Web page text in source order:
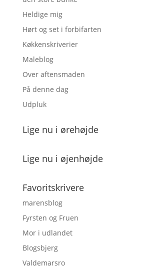
Heldige mig
Hørt og set i forbifarten
Køkkenskriverier
Maleblog
Over aftensmaden
På denne dag
Udpluk
Lige nu i ørehøjde
Lige nu i øjenhøjde
Favoritskrivere
marensblog
Fyrsten og Fruen
Mor i udlandet
Blogsbjerg
Valdemarsro